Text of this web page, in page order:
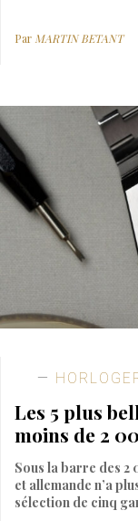
Par MARTIN BETANT
Les 5 plus
moins de 2
Sous la barre des 2
et allemande n’a
sélection de cinq